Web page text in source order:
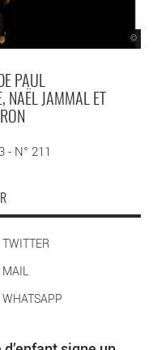
©
PAUL
NAËL JAMMAL ET
- N° 211
TWITTER
MAIL
WHATSAPP